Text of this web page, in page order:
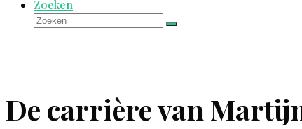
Zoeken
Zoeken
Verzenden
De carrière van